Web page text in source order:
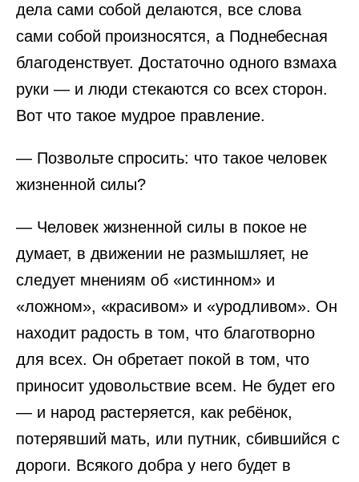
дела сами собой делаются, все слова
сами собой произносятся, а Поднебесная
благоденствует. Достаточно одного взмаха
руки — и люди стекаются со всех сторон.
Вот что такое мудрое правление.
— Позвольте спросить: что такое человек
жизненной силы?
— Человек жизненной силы в покое не
думает, в движении не размышляет, не
следует мнениям об «истинном» и
«ложном», «красивом» и «уродливом». Он
находит радость в том, что благотворно
для всех. Он обретает покой в том, что
приносит удовольствие всем. Не будет его
— и народ растеряется, как ребёнок,
потерявший мать, или путник, сбившийся с
дороги. Всякого добра у него будет в